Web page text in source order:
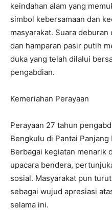
keindahan alam yang
simbol kebersamaan dan
masyarakat. Suara
dan hamparan pasir putih
duka yang telah dilalui
pengabdian.
Kemeriahan Perayaan
Perayaan 27 tahun
Bengkulu di Pantai
Berbagai kegiatan menarik
upacara bendera,
sosial. Masyarakat pun
sebagai wujud apresiasi
selama ini.